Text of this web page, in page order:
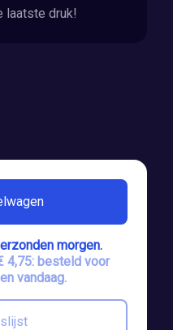
morgen.
4,75: besteld voor
vandaag.
laatste druk!